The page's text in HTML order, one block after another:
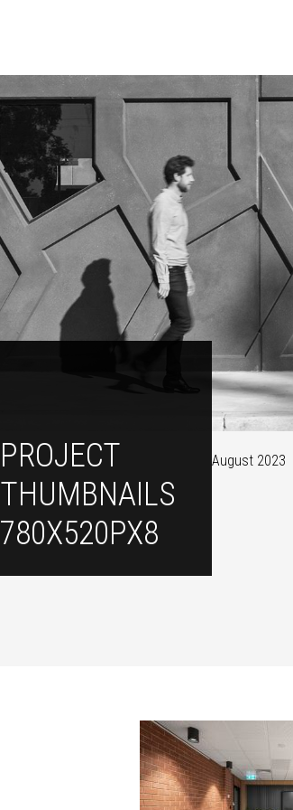
PROJECT
THUMBNAILS
780X520PX8
August 2023